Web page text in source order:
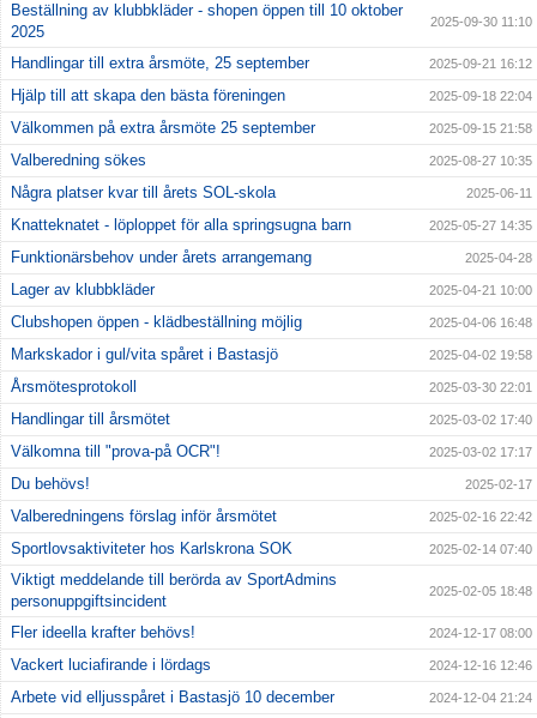
Beställning av klubbkläder - shopen öppen till 10 oktober
2025
2025-09-30 11:10
Handlingar till extra årsmöte, 25 september 2025-09-21 16:12
Hjälp till att skapa den bästa föreningen 2025-09-18 22:04
Välkommen på extra årsmöte 25 september 2025-09-15 21:58
Valberedning sökes 2025-08-27 10:35
Några platser kvar till årets SOL-skola 2025-06-11
Knatteknatet - löploppet för alla springsugna barn 2025-05-27 14:35
Funktionärsbehov under årets arrangemang 2025-04-28
Lager av klubbkläder 2025-04-21 10:00
Clubshopen öppen - klädbeställning möjlig 2025-04-06 16:48
Markskador i gul/vita spåret i Bastasjö 2025-04-02 19:58
Årsmötesprotokoll 2025-03-30 22:01
Handlingar till årsmötet 2025-03-02 17:40
Välkomna till "prova-på OCR"! 2025-03-02 17:17
Du behövs! 2025-02-17
Valberedningens förslag inför årsmötet 2025-02-16 22:42
Sportlovsaktiviteter hos Karlskrona SOK 2025-02-14 07:40
Viktigt meddelande till berörda av SportAdmins
personuppgiftsincident
2025-02-05 18:48
Fler ideella krafter behövs! 2024-12-17 08:00
Vackert luciafirande i lördags 2024-12-16 12:46
Arbete vid elljusspåret i Bastasjö 10 december 2024-12-04 21:24